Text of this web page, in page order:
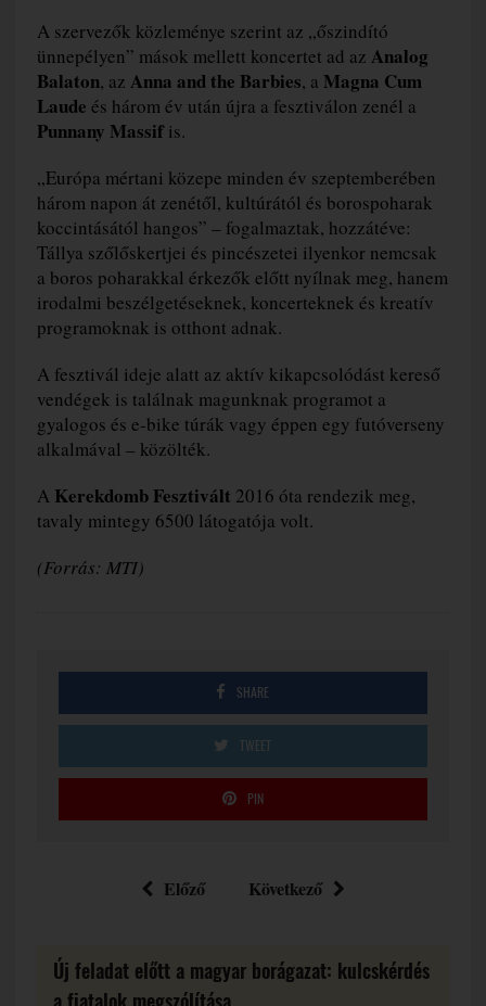
A szervezők közleménye szerint az „őszindító
ünnepélyen” mások mellett koncertet ad az Analog
Balaton, az Anna and the Barbies, a Magna Cum
Laude és három év után újra a fesztiválon zenél a
Punnany Massifis.
„Európa mértani közepe minden év szeptemberében
három napon át zenétől, kultúrától és borospoharak
koccintásától hangos” – fogalmaztak, hozzátéve:
Tállya szőlőskertjei és pincészetei ilyenkor nemcsak
a boros poharakkal érkezők előtt nyílnak meg, hanem
irodalmi beszélgetéseknek, koncerteknek és kreatív
programoknak is otthont adnak.
A fesztivál ideje alatt az aktív kikapcsolódást kereső
vendégek is találnak magunknak programot a
gyalogos és e-bike túrák vagy éppen egy futóverseny
alkalmával – közölték.
A Kerekdomb Fesztivált 2016 óta rendezik meg,
tavaly mintegy 6500 látogatója volt.
(Forrás: MTI)
SHARE
TWEET
PIN
Előző Következő
Új feladat előtt a magyar borágazat: kulcskérdés